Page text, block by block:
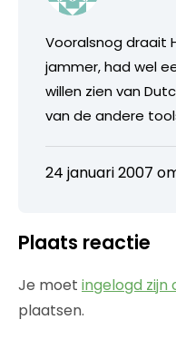
Vooralsnog draait
jammer, had wel
willen zien van
van de andere
24 januari 2007
Plaats reactie
Je moet ingelogd zijn
plaatsen.